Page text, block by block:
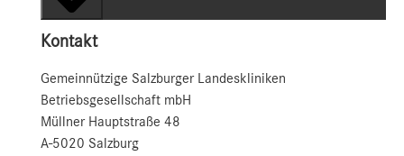
Kontakt
Gemeinnützige Salzburger Landeskliniken
Betriebsgesellschaft mbH
Müllner Hauptstraße 48
A-5020 Salzburg